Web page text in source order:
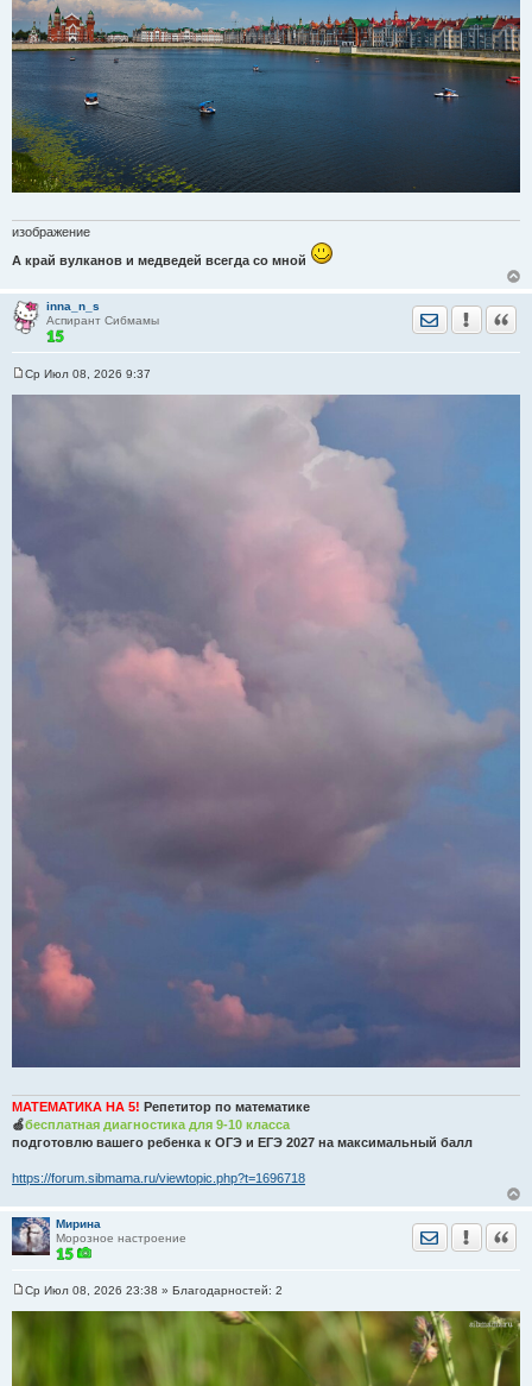
изображение
А край вулканов и медведей всегда со мной
inna_n_s
Аспирант Сибмамы
Отправить
о
Ср Июл 08, 2026 9:37
МАТЕМАТИКА НА 5! Репетитор по математике
🍏бесплатная диагностика для 9-10 класса
подготовлю вашего ребенка к ОГЭ и ЕГЭ 2027 на максимальный балл
https://forum.sibmama.ru/viewtopic.php?t=1696718
Мирина
Морозное настроение
Отправить
о
Ср Июл 08, 2026 23:38 » Благодарностей: 2